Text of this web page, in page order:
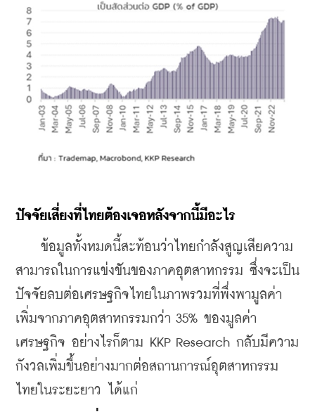
ปัจจัยเสี่ยงที่ไทยต้องเจอหลังจากนี้มีอะไร
ข้อมูลทั้งหมดนี้สะท้อนว่าไทยกำลังสูญเสียความ
สามารถในการแข่งขันของภาคอุตสาหกรรม ซึ่งจะเป็น
ปัจจัยลบต่อเศรษฐกิจไทยในภาพรวมที่พึ่งพามูลค่า
เพิ่มจากภาคอุตสาหกรรมกว่า 35% ของมูลค่า
เศรษฐกิจ อย่างไรก็ตาม KKP Research กลับมีความ
กังวลเพิ่มขึ้นอย่างมากต่อสถานการณ์อุตสาหกรรม
ไทยในระยะยาว ได้แก่